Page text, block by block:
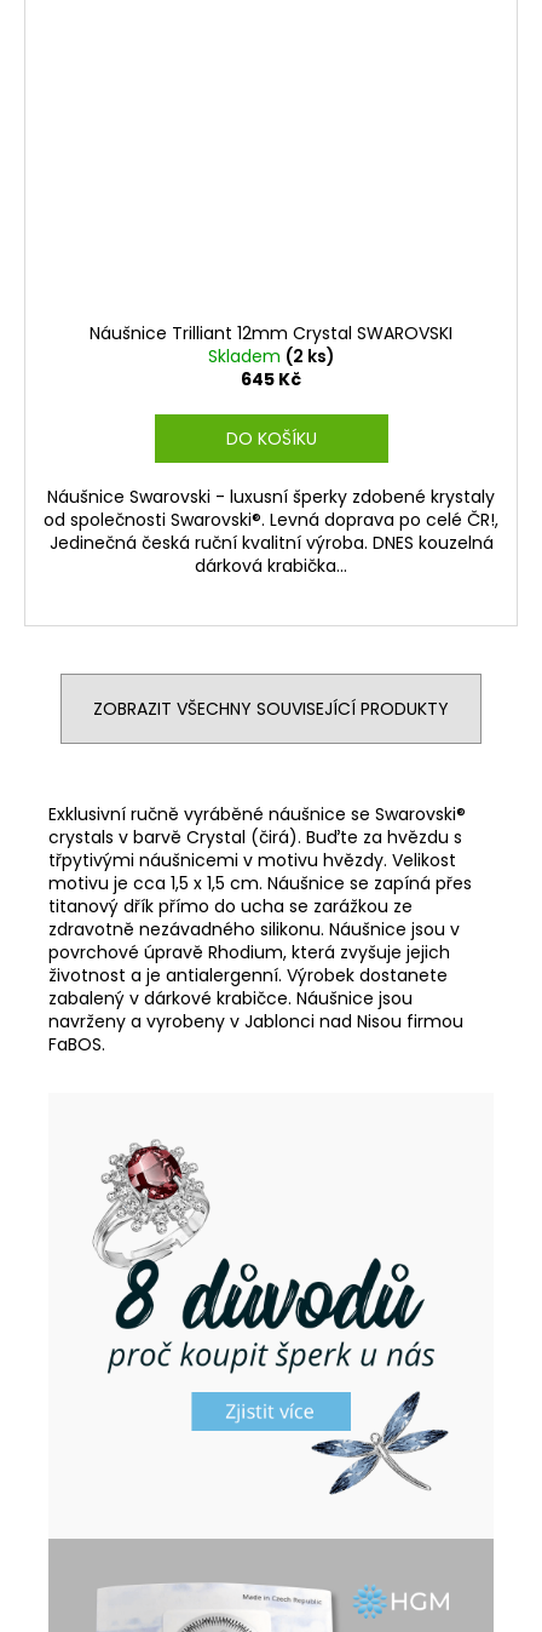
Náušnice Trilliant 12mm Crystal SWAROVSKI
Skladem (2 ks)
645 Kč
DO KOŠÍKU
Náušnice Swarovski - luxusní šperky zdobené krystaly
od společnosti Swarovski®. Levná doprava po celé ČR!,
Jedinečná česká ruční kvalitní výroba. DNES kouzelná
dárková krabička...
ZOBRAZIT VŠECHNY SOUVISEJÍCÍ PRODUKTY
Exklusivní ručně vyráběné náušnice se Swarovski®
crystals v barvě Crystal (čirá). Buďte za hvězdu s
třpytivými náušnicemi v motivu hvězdy. Velikost
motivu je cca 1,5 x 1,5 cm. Náušnice se zapíná přes
titanový dřík přímo do ucha se zarážkou ze
zdravotně nezávadného silikonu. Náušnice jsou v
povrchové úpravě Rhodium, která zvyšuje jejich
životnost a je antialergenní. Výrobek dostanete
zabalený v dárkové krabičce. Náušnice jsou
navrženy a vyrobeny v Jablonci nad Nisou firmou
FaBOS.